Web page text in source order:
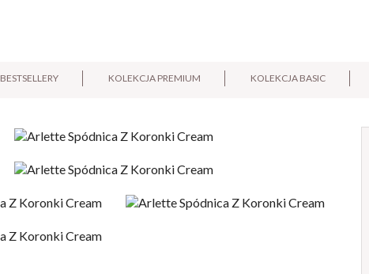
BESTSELLERY KOLEKCJA PREMIUM KOLEKCJA BASIC
E-mail:
Pytanie: